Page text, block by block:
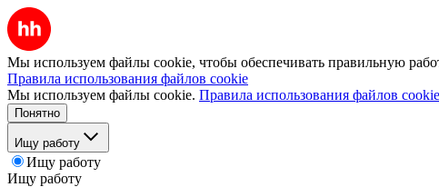
Мы используем файлы cookie, чтобы обеспечивать правильную
Правила использования файлов cookie
Мы используем файлы cookie. Правила использования файлов cookie
Понятно
Ищу работу
Ищу работу
Ищу работу